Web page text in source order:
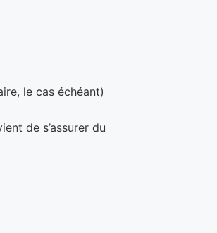
le cas échéant)
de s’assurer du